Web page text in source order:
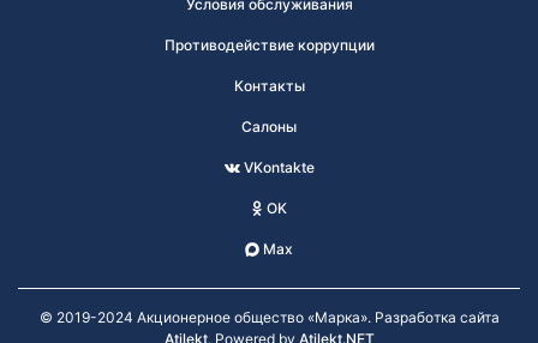
Условия обслуживания
Противодействие коррупции
Контакты
Салоны
VKontakte
OK
Max
© 2019-2024 Акционерное общество «Марка». Разработка сайта
Atilekt. Powered by Atilekt.NET